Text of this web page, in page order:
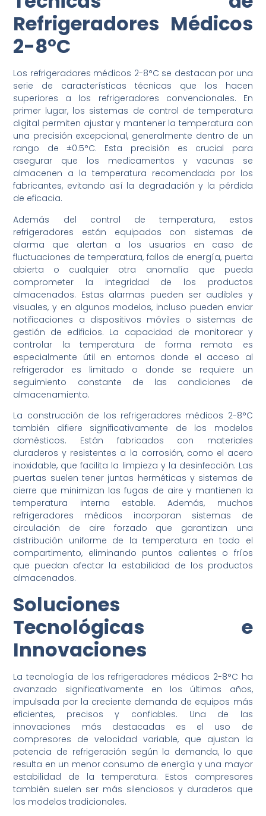
Refrigeradores Médicos
2-8°C
Los refrigeradores médicos 2-8°C se destacan por una
serie de características técnicas que los hacen
superiores a los refrigeradores convencionales. En
primer lugar, los sistemas de control de temperatura
digital permiten ajustar y mantener la temperatura con
una precisión excepcional, generalmente dentro de un
rango de ±0.5°C. Esta precisión es crucial para
asegurar que los medicamentos y vacunas se
almacenen a la temperatura recomendada por los
fabricantes, evitando así la degradación y la pérdida
de eficacia.
Además del control de temperatura, estos
refrigeradores están equipados con sistemas de
alarma que alertan a los usuarios en caso de
fluctuaciones de temperatura, fallos de energía, puerta
abierta o cualquier otra anomalía que pueda
comprometer la integridad de los productos
almacenados. Estas alarmas pueden ser audibles y
visuales, y en algunos modelos, incluso pueden enviar
notificaciones a dispositivos móviles o sistemas de
gestión de edificios. La capacidad de monitorear y
controlar la temperatura de forma remota es
especialmente útil en entornos donde el acceso al
refrigerador es limitado o donde se requiere un
seguimiento constante de las condiciones de
almacenamiento.
La construcción de los refrigeradores médicos 2-8°C
también difiere significativamente de los modelos
domésticos. Están fabricados con materiales
duraderos y resistentes a la corrosión, como el acero
inoxidable, que facilita la limpieza y la desinfección. Las
puertas suelen tener juntas herméticas y sistemas de
cierre que minimizan las fugas de aire y mantienen la
temperatura interna estable. Además, muchos
refrigeradores médicos incorporan sistemas de
circulación de aire forzado que garantizan una
distribución uniforme de la temperatura en todo el
compartimento, eliminando puntos calientes o fríos
que puedan afectar la estabilidad de los productos
almacenados.
Soluciones
Tecnológicas e
Innovaciones
La tecnología de los refrigeradores médicos 2-8°C ha
avanzado significativamente en los últimos años,
impulsada por la creciente demanda de equipos más
eficientes, precisos y confiables. Una de las
innovaciones más destacadas es el uso de
compresores de velocidad variable, que ajustan la
potencia de refrigeración según la demanda, lo que
resulta en un menor consumo de energía y una mayor
estabilidad de la temperatura. Estos compresores
también suelen ser más silenciosos y duraderos que
los modelos tradicionales.